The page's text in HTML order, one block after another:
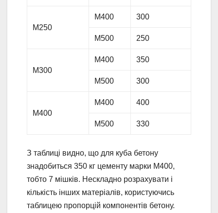
М250
М400 300
М500 250
М300
М400 350
М500 300
М400
М400 400
М500 330
З таблиці видно, що для куба бетону
знадобиться 350 кг цементу марки М400,
тобто 7 мішків. Нескладно розрахувати і
кількість інших матеріалів, користуючись
таблицею пропорцій компонентів бетону.